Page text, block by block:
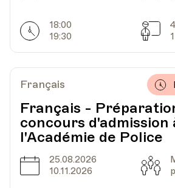
Lieu
HEP - Haute Ecole
1005, Lausanne
Av. de Cour 33
Date
Lieu
HEP - Haute Ecole
1005, Lausanne
Horarires
18:00
19:30
Français
Français -
concours d'admission
l'Académie de Police
Date
25.08.2026
10.11.2026